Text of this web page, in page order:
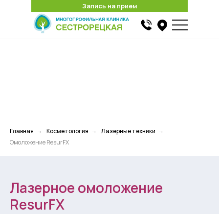
Запись на прием
Запись на прием
Главная → Косметология → Лазерные техники →
Омоложение ResurFX
Лазерное омоложение
ResurFX